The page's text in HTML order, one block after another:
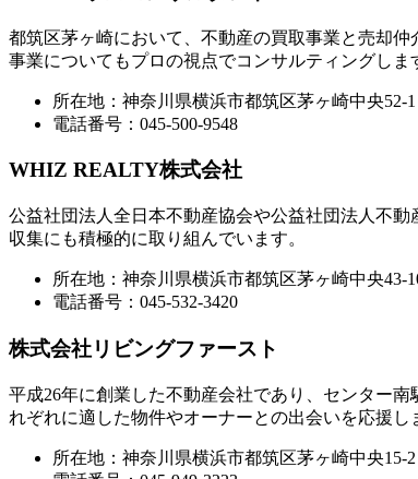
都筑区茅ヶ崎において、不動産の買取事業と売却
事業についてもプロの視点でコンサルティングしま
所在地：神奈川県横浜市都筑区茅ヶ崎中央52-
電話番号：045-500-9548
WHIZ REALTY株式会社
公益社団法人全日本不動産協会や公益社団法人不
収集にも積極的に取り組んでいます。
所在地：神奈川県横浜市都筑区茅ヶ崎中央43-
電話番号：045-532-3420
株式会社リビングファースト
平成26年に創業した不動産会社であり、センター
れぞれに適した物件やオーナーとの出会いを応援し
所在地：神奈川県横浜市都筑区茅ヶ崎中央